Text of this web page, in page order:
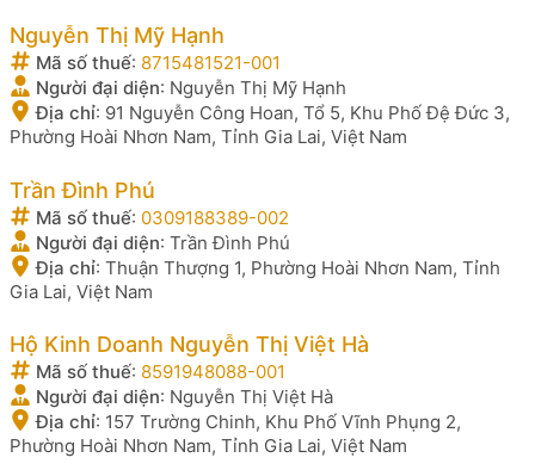
Nguyễn Thị Mỹ Hạnh
Mã số thuế: 8715481521-001
Người đại diện: Nguyễn Thị Mỹ Hạnh
Địa chỉ: 91 Nguyễn Công Hoan, Tổ 5, Khu Phố Đệ Đức 3,
Phường Hoài Nhơn Nam, Tỉnh Gia Lai, Việt Nam
Trần Đình Phú
Mã số thuế: 0309188389-002
Người đại diện: Trần Đình Phú
Địa chỉ: Thuận Thượng 1, Phường Hoài Nhơn Nam, Tỉnh
Gia Lai, Việt Nam
Hộ Kinh Doanh Nguyễn Thị Việt Hà
Mã số thuế: 8591948088-001
Người đại diện: Nguyễn Thị Việt Hà
Địa chỉ: 157 Trường Chinh, Khu Phố Vĩnh Phụng 2,
Phường Hoài Nhơn Nam, Tỉnh Gia Lai, Việt Nam